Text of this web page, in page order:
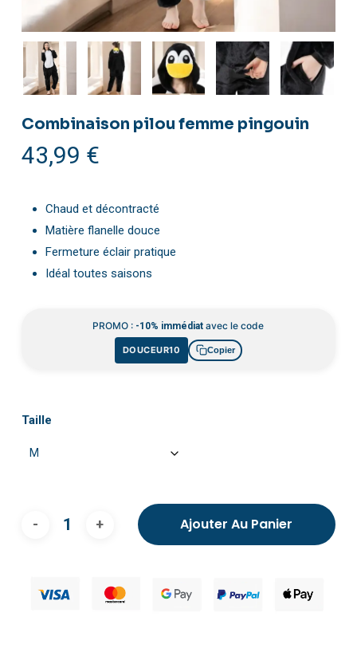
Combinaison pilou femme pingouin
43,99 €
Chaud et décontracté
Matière flanelle douce
Fermeture éclair pratique
Idéal toutes saisons
PROMO : -10% immédiat avec le code
DOUCEUR10 Copier
Taille
Ajouter Au Panier